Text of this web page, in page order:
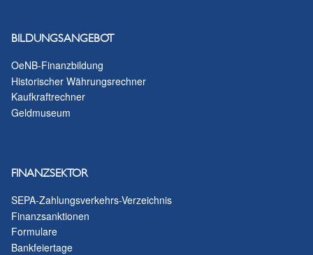
BILDUNGSANGEBOT
OeNB-Finanzbildung
Historischer Währungsrechner
Kaufkraftrechner
Geldmuseum
FINANZSEKTOR
SEPA-Zahlungsverkehrs-Verzeichnis
Finanzsanktionen
Formulare
Bankfeiertage